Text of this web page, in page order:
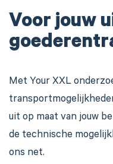
Voor jouw
Met Your XXL
uit op maat van jouw
de technische
ons net.